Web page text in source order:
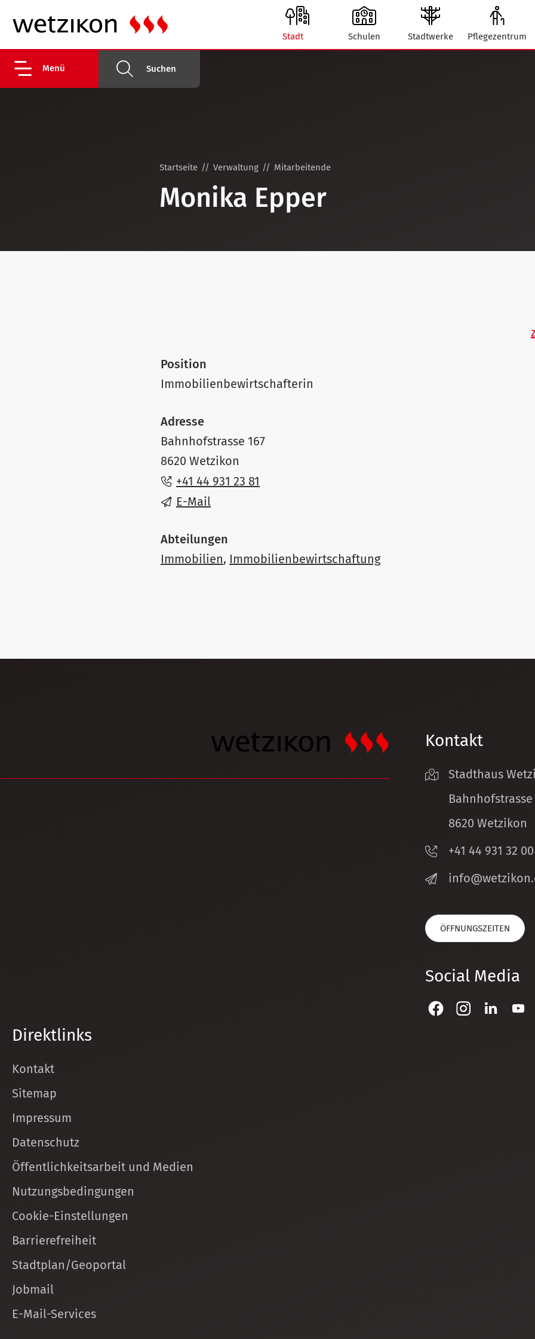
Menü Suchen
Stadt Schulen Stadtwerke Pflegezentrum
Startseite Verwaltung Mitarbeitende
Monika Epper
Position
Immobilienbewirtschafterin
Adresse
Bahnhofstrasse 167
8620 Wetzikon
+41 44 931 23 81
E-Mail
Abteilungen
Immobilien, Immobilienbewirtschaftung
Kontakt
Stadthaus
Bahnhofstrasse
8620 Wetzikon
+41 44 931 32 00
nf
w tz k n
ÖFFNUNGSZEITEN
Social Media
Direktlinks
Kontakt
Sitemap
Impressum
Datenschutz
Öffentlichkeitsarbeit und Medien
Nutzungsbedingungen
Cookie-Einstellungen
Barrierefreiheit
Stadtplan/Geoportal
Jobmail
E-Mail-Services